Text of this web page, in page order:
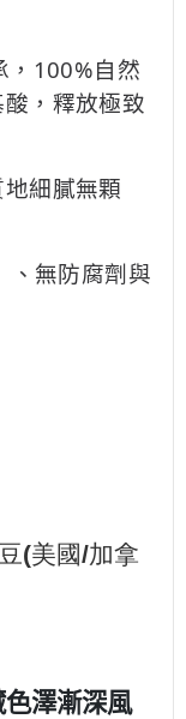
，100%自然
，釋放極致
細膩無顆
、無防腐劑與
(美國/加拿
色澤漸深風